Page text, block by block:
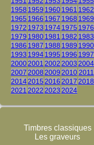
1958 1959 19601961 1962
1965 1966 1967 1968 1969
1972 1973 19741975 1976
1979 19801981 1982 1983
1986 1987 1988 1989 1990
1993 19941995 1996 1997
20002001 2002 2003 2004
2007 2008 2009 2010 2011
20142015 2016 2017 2018
2021 2022 2023 2024
Timbres classiques
Les graveurs